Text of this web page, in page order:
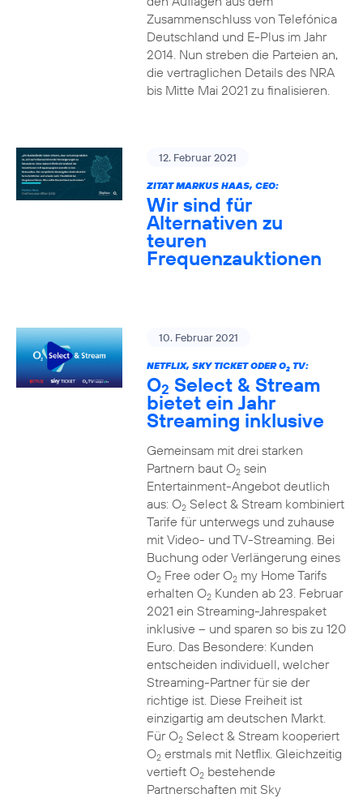
Zusammenschluss von Telefónica
Deutschland und E-Plus im Jahr
2014. Nun streben die Parteien an,
die vertraglichen Details des NRA
bis Mitte Mai 2021 zu finalisieren.
12. Februar 2021
ZITAT MARKUS HAAS, CEO:
Wir sind für
Alternativen zu
teuren
Frequenzauktionen
10. Februar 2021
NETFLIX, SKY TICKET ODER O2TV:
O2 Select & Stream
bietet ein Jahr
Streaming inklusive
Gemeinsam mit drei starken
Partnern baut O2sein
Entertainment-Angebot deutlich
aus: O2Select & Stream kombiniert
Tarife für unterwegs und zuhause
mit Video- und TV-Streaming. Bei
Buchung oder Verlängerung eines
O2Free oder O2my Home Tarifs
erhalten O2Kunden ab 23. Februar
2021 ein Streaming-Jahrespaket
inklusive – und sparen so bis zu 120
Euro. Das Besondere: Kunden
entscheiden individuell, welcher
Streaming-Partner für sie der
richtige ist. Diese Freiheit ist
einzigartig am deutschen Markt.
Für O2Select & Stream kooperiert
O2erstmals mit Netflix. Gleichzeitig
vertieft O2bestehende
Partnerschaften mit Sky